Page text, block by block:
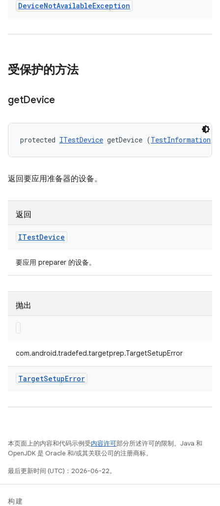
DeviceNotAvailableException
受保护的方法
getDevice
protected ITestDevice getDevice (TestInformation
返回要应用准备器的设备。
返回
ITestDevice
要应用 preparer 的设备。
抛出
com.android.tradefed.targetprep.TargetSetupError
TargetSetupError
本页面上的内容和代码示例受内容许可部分所述许可的限制。Java 和
OpenJDK 是 Oracle 和/或其关联公司的注册商标。
最后更新时间 (UTC)：2026-06-22。
构建